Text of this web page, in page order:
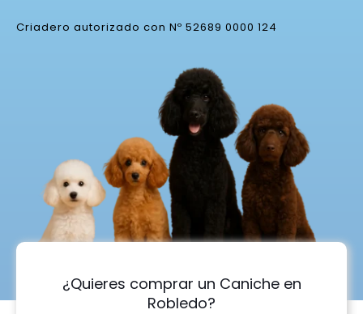
Criadero autorizado con Nº 52689 0000 124
¿Quieres comprar un Caniche en
Robledo?